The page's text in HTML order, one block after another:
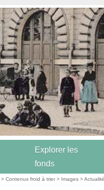
Explorer les
fonds
>Contenus froid à trier > Images >